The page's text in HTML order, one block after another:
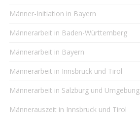
Männer-Initiation in Bayern
Männerarbeit in Baden-Württemberg
Männerarbeit in Bayern
Männerarbeit in Innsbruck und Tirol
Männerarbeit in Salzburg und Umgebung
Männerauszeit in Innsbruck und Tirol